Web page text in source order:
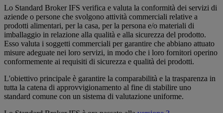
Lo Standard Broker IFS verifica e valuta la conformità dei servizi di
aziende o persone che svolgono attività commerciali relative a
prodotti alimentari, per la casa, per la persona e/o materiali di
imballaggio in relazione alla qualità e alla sicurezza del prodotto.
Esso valuta i soggetti commerciali per garantire che abbiano attuato
misure adeguate nei loro servizi, in modo che i loro fornitori operino
conformemente ai requisiti di sicurezza e qualità dei prodotti.
L'obiettivo principale è garantire la comparabilità e la trasparenza in
tutta la catena di approvvigionamento al fine di stabilire uno
standard comune con un sistema di valutazione uniforme.